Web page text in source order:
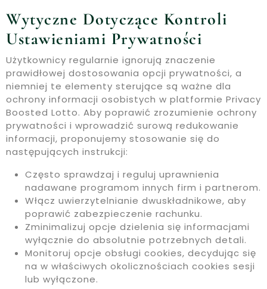
Wytyczne Dotyczące Kontroli
Ustawieniami Prywatności
Użytkownicy regularnie ignorują znaczenie
prawidłowej dostosowania opcji prywatności, a
niemniej te elementy sterujące są ważne dla
ochrony informacji osobistych w platformie Privacy
Boosted Lotto. Aby poprawić zrozumienie ochrony
prywatności i wprowadzić surową redukowanie
informacji, proponujemy stosowanie się do
następujących instrukcji:
Często sprawdzaj i reguluj uprawnienia
nadawane programom innych firm i partnerom.
Włącz uwierzytelnianie dwuskładnikowe, aby
poprawić zabezpieczenie rachunku.
Zminimalizuj opcje dzielenia się informacjami
wyłącznie do absolutnie potrzebnych detali.
Monitoruj opcje obsługi cookies, decydując się
na w właściwych okolicznościach cookies sesji
lub wyłączone.